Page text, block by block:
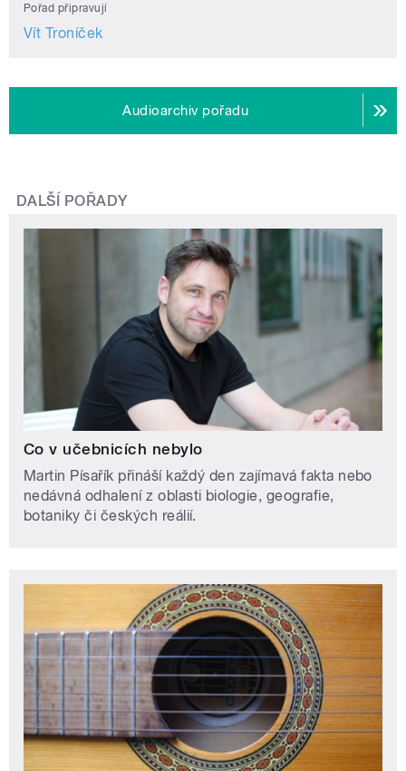
Pořad připravují
Vít Troníček
Audioarchiv pořadu
DALŠÍ POŘADY
Co v učebnicích nebylo
Martin Písařík přináší každý den zajímavá fakta nebo
nedávná odhalení z oblasti biologie, geografie,
botaniky či českých reálií.